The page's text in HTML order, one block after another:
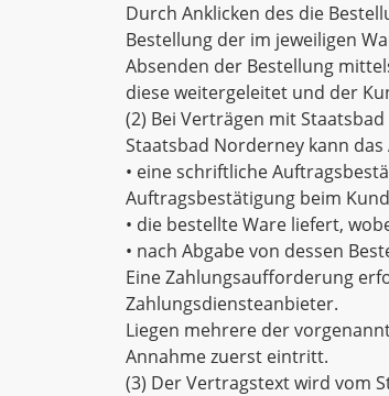
Durch Anklicken des die
Bestellung der im jeweiligen
Absenden der Bestellung
diese weitergeleitet und der
(2) Bei Verträgen mit
Staatsbad Norderney kann
• eine schriftliche
Auftragsbestätigung beim
• die bestellte Ware liefert,
• nach Abgabe von dessen
Eine Zahlungsaufforderung
Zahlungsdiensteanbieter.
Liegen mehrere der
Annahme zuerst eintritt.
(3) Der Vertragstext wird vom